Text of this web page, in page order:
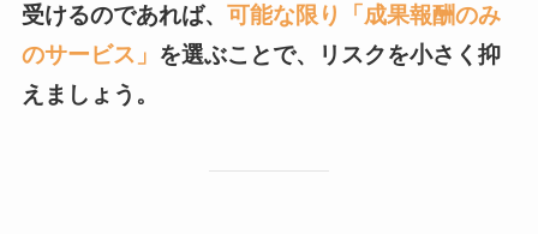
受けるのであれば、 可能な限り「成果報酬のみ
のサービス」 を選ぶことで、リスクを小さく抑
えましょう。